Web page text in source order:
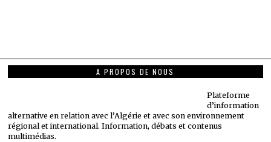
A PROPOS DE NOUS
Plateforme
d’information
alternative en relation avec l’Algérie et avec son environnement
régional et international. Information, débats et contenus
multimédias.